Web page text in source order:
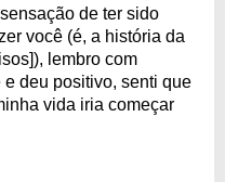
de ter sido
você (é, a história da
lembro com
deu positivo, senti que
vida iria começar